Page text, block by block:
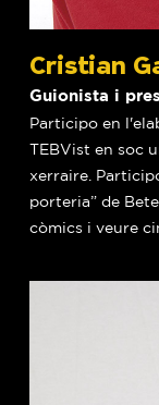
Cristian
Guionista i
Participo en
TEBVist en soc
xerraire.
porteria” de
còmics i veure